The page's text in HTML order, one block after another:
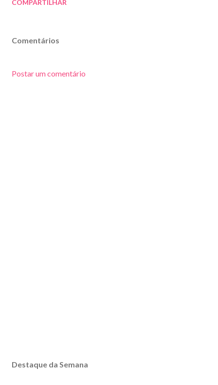
COMPARTILHAR
Comentários
Postar um comentário
Destaque da Semana